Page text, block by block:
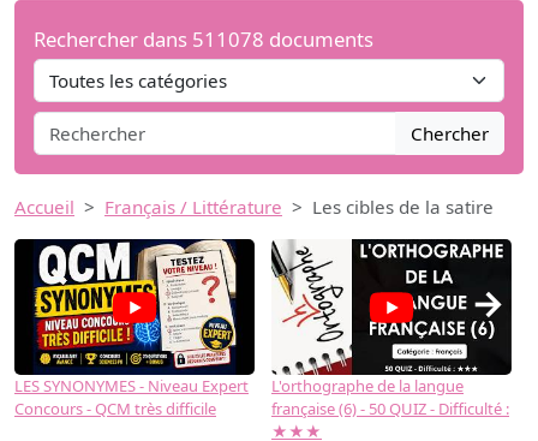
Rechercher dans 511078 documents
Chercher
Accueil Français / Littérature Les cibles de la satire
LES SYNONYMES - Niveau Expert
Concours - QCM très difficile
L'orthographe de la langue
française (6) - 50 QUIZ - Difficulté :
★★★
→